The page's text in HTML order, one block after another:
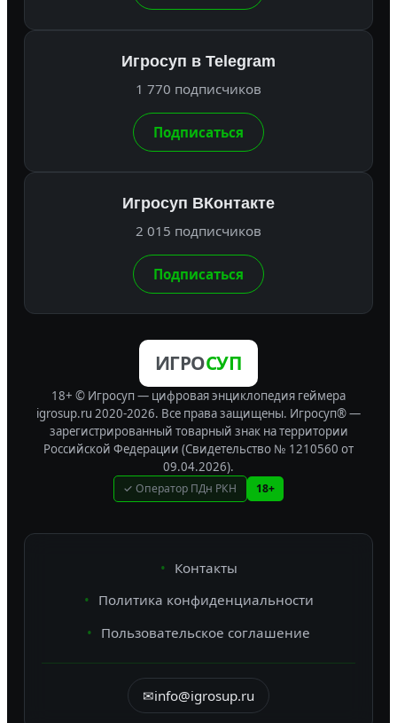
Игросуп в Telegram
1 770 подписчиков
Подписаться
Игросуп ВКонтакте
2 015 подписчиков
Подписаться
ИГРОСУП
18+ © Игросуп — цифровая энциклопедия геймера
igrosup.ru 2020-2026. Все права защищены. Игросуп® —
зарегистрированный товарный знак на территории
Российской Федерации (Свидетельство № 1210560 от
09.04.2026).
✓ Оператор ПДн РКН 18+
Контакты
Политика конфиденциальности
Пользовательское соглашение
✉info@igrosup.ru